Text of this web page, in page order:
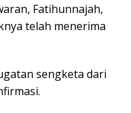
Fatihunnajah,
telah menerima
sengketa dari